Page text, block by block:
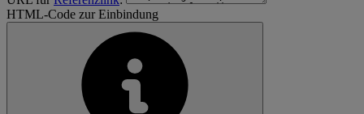
HTML-Code zur Einbindung